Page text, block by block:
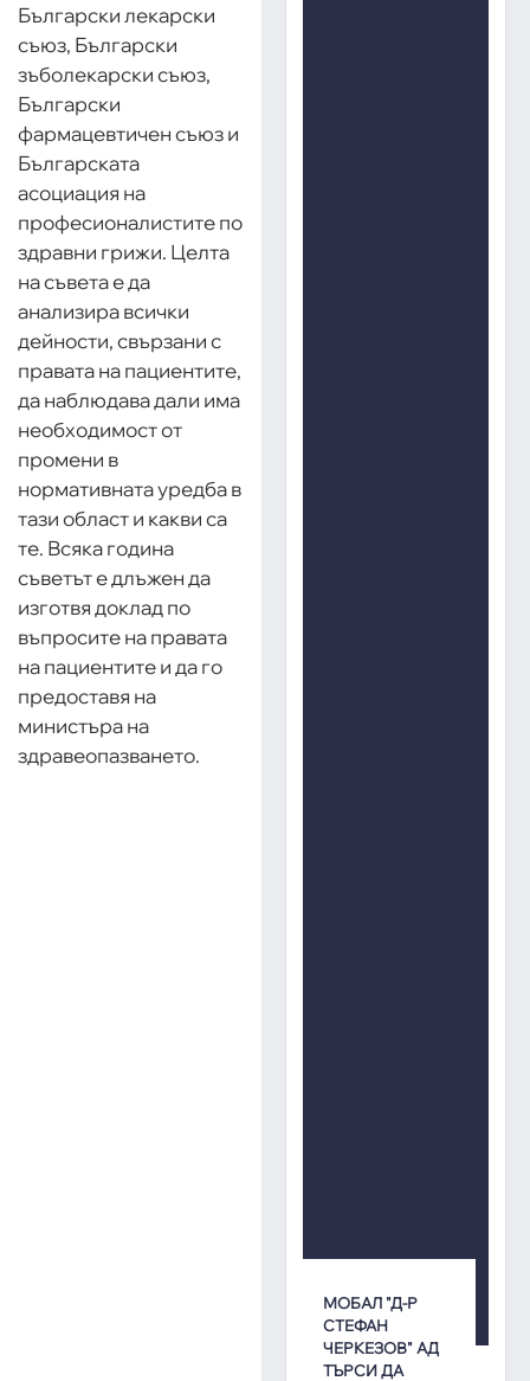
Български лекарски
съюз, Български
зъболекарски съюз,
Български
фармацевтичен съюз и
Българската
асоциация на
професионалистите по
здравни грижи. Целта
на съвета е да
анализира всички
дейности, свързани с
правата на пациентите,
да наблюдава дали има
необходимост от
промени в
нормативната уредба в
тази област и какви са
те. Всяка година
съветът е длъжен да
изготвя доклад по
въпросите на правата
на пациентите и да го
предоставя на
министъра на
здравеопазването.
МОБАЛ "Д-Р
СТЕФАН
ЧЕРКЕЗОВ" АД
ТЪРСИ ДА